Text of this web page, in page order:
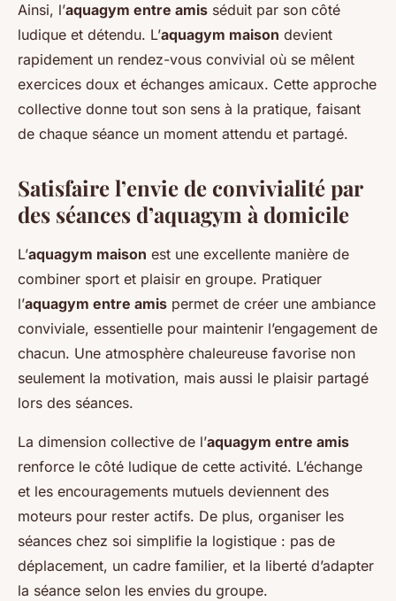
Ainsi, l’aquagym entre amis séduit par son côté
ludique et détendu. L’aquagym maison devient
rapidement un rendez-vous convivial où se mêlent
exercices doux et échanges amicaux. Cette approche
collective donne tout son sens à la pratique, faisant
de chaque séance un moment attendu et partagé.
Satisfaire l’envie de convivialité par
des séances d’aquagym à domicile
L’aquagym maison est une excellente manière de
combiner sport et plaisir en groupe. Pratiquer
l’aquagym entre amis permet de créer une ambiance
conviviale, essentielle pour maintenir l’engagement de
chacun. Une atmosphère chaleureuse favorise non
seulement la motivation, mais aussi le plaisir partagé
lors des séances.
La dimension collective de l’aquagym entre amis
renforce le côté ludique de cette activité. L’échange
et les encouragements mutuels deviennent des
moteurs pour rester actifs. De plus, organiser les
séances chez soi simplifie la logistique : pas de
déplacement, un cadre familier, et la liberté d’adapter
la séance selon les envies du groupe.